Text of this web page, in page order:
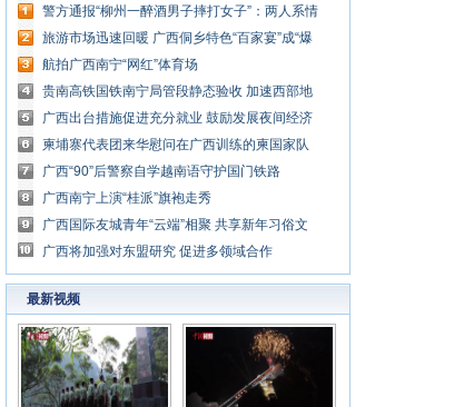
警方通报“柳州一醉酒男子摔打女子”：两人系情
侣关系
旅游市场迅速回暖 广西侗乡特色“百家宴”成“爆
款”
航拍广西南宁“网红”体育场
贵南高铁国铁南宁局管段静态验收 加速西部地
区与东盟对接
广西出台措施促进充分就业 鼓励发展夜间经济
等特色经营
柬埔寨代表团来华慰问在广西训练的柬国家队
运动员
广西“90”后警察自学越南语守护国门铁路
广西南宁上演“桂派”旗袍走秀
广西国际友城青年“云端”相聚 共享新年习俗文
化盛宴
广西将加强对东盟研究 促进多领域合作
最新视频